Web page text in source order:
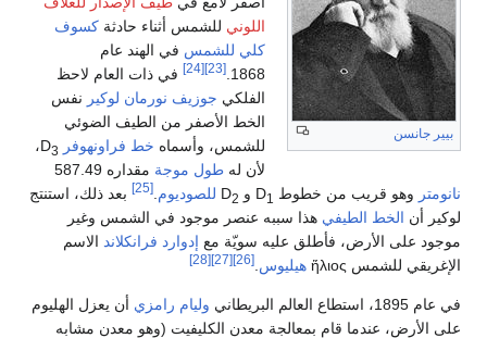
بيير جانسن
اللوني للشمس أثناء حادثة كسوف
كلي للشمس في الهند عام
1868.
[23]
[24]
في ذات العام لاحظ
الفلكي جوزيف نورمان لوكير نفس
الخط الأصفر من الطيف الضوئي
للشمس، وأسماه خط فراونهوفر 3
،
لأن له طول موجة مقداره 587.49
نانومتر وهو قريب من خطوط D 1 و D 2 للصوديوم [25]
بعد ذلك، استنتج
لوكير أن الخط الطيفي هذا سببه عنصر موجود في الشمس وغير
موجود على الأرض، فأطلق عليه سويّة مع إدوارد فرانكلاند الاسم
الإغريقي للشمس ἥλιος
هيليوس [26]
[27]
[28]
في عام 1895، استطاع العالم البريطاني وليام رامزي أن يعزل الهليوم
على الأرض، عندما قام بمعالجة معدن الكليفيت (وهو معدن مشابه